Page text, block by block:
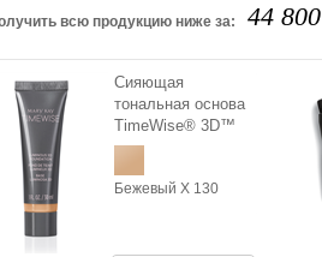
всю продукцию ниже за: 44 800
Сияющая
тональная основа
TimeWise® 3D™
Бежевый Х 130